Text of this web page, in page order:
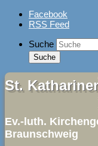
Skip
Facebook
RSS Feed
Suche
St.
Ev.-luth.
Braunschweig